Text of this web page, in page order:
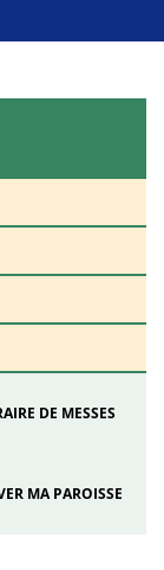
DE MESSES
MA PAROISSE